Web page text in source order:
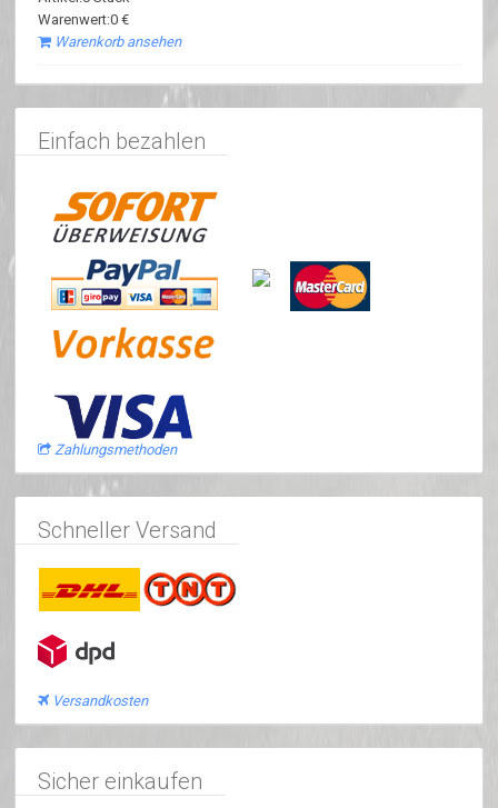
Warenwert:0 €
Warenkorb ansehen
Einfach bezahlen
Zahlungsmethoden
Schneller Versand
Versandkosten
Sicher einkaufen